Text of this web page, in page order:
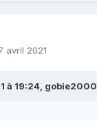
avril 2021
à 19:24, gobie2000